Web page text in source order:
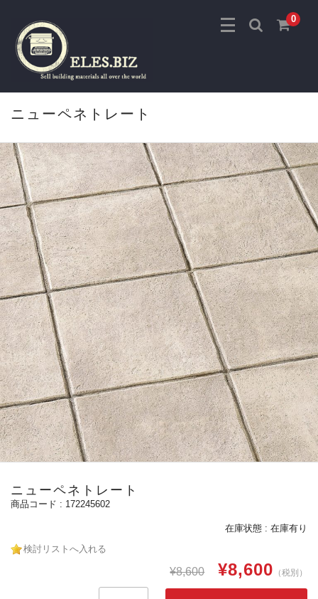
0
ニューペネトレート
ニューペネトレート
172245602
在庫状態 : 在庫有り
検討リストへ入れる
¥8,600 ¥8,600 （税別）